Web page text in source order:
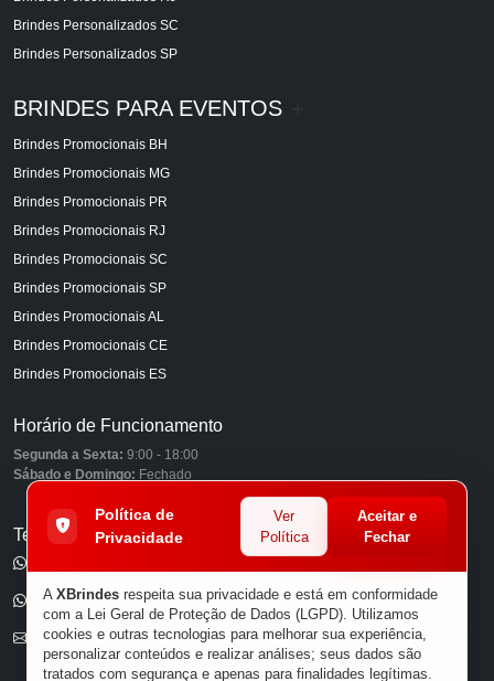
Brindes Personalizados SC
Brindes Personalizados SP
BRINDES PARA EVENTOS
Brindes Promocionais BH
Brindes Promocionais MG
Brindes Promocionais PR
Brindes Promocionais RJ
Brindes Promocionais SC
Brindes Promocionais SP
Brindes Promocionais AL
Brindes Promocionais CE
Brindes Promocionais ES
Horário de Funcionamento
Segunda a Sexta: 9:00 - 18:00
Sábado e Domingo: Fechado
Telefones
(11) 96585-7462
E-mail
Política de
Privacidade
Ver
Política
Aceitar e
Fechar
A XBrindes respeita sua privacidade e está em conformidade
com a Lei Geral de Proteção de Dados (LGPD). Utilizamos
cookies e outras tecnologias para melhorar sua experiência,
personalizar conteúdos e realizar análises; seus dados são
tratados com segurança e apenas para finalidades legítimas.